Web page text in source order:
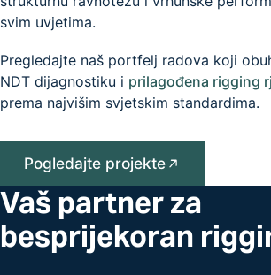
svim uvjetima.
Pregledajte naš portfelj radova koji
NDT dijagnostiku i prilagođena rigging
prema najvišim svjetskim standardima.
Pogledajte projekte
Vaš partner za
besprijekoran